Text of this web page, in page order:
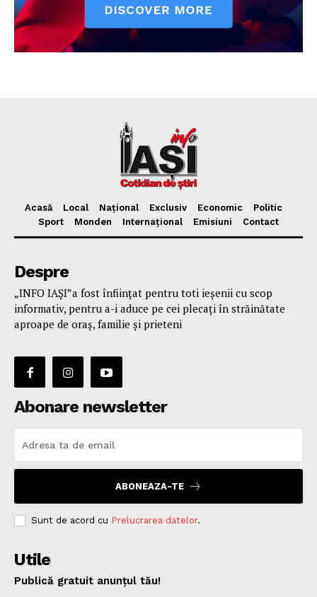
Acasă Local Național Exclusiv Economic
Politic
Sport
Monden Internațional Emisiuni Contact
Despre
„INFO IAȘI”a fost înfiinţat pentru toti ieşenii cu scop
informativ, pentru a-i aduce pe cei plecaţi în străinătate
aproape de oraş, familie și prieteni
Abonare newsletter
ABONEAZA-TE
Sunt de acord cu Prelucrarea datelor.
Utile
Publică gratuit anunțul tău!